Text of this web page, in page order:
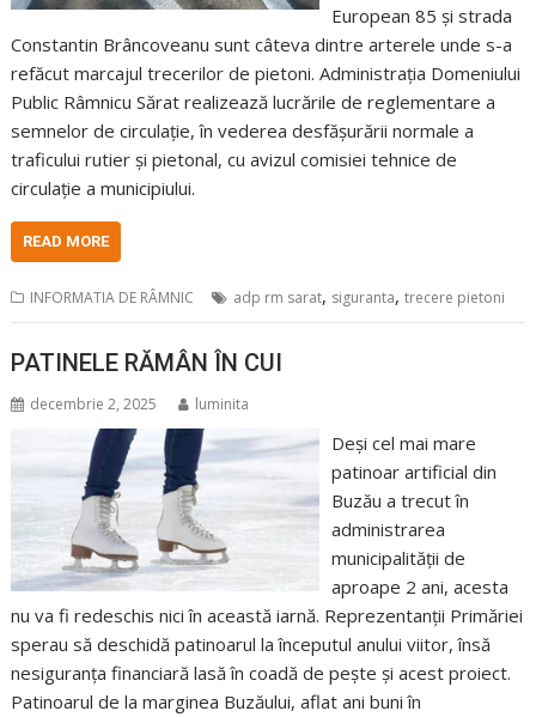
European 85 și strada
Constantin Brâncoveanu sunt câteva dintre arterele unde s-a
refăcut marcajul trecerilor de pietoni. Administraţia Domeniului
Public Râmnicu Sărat realizează lucrările de reglementare a
semnelor de circulaţie, în vederea desfăşurării normale a
traficului rutier şi pietonal, cu avizul comisiei tehnice de
circulaţie a municipiului.
READ MORE
INFORMATIA DE RÂMNIC adp rm sarat, siguranta,trecere pietoni
PATINELE RĂMÂN ÎN CUI
decembrie 2, 2025 luminita
Deși cel mai mare
patinoar artificial din
Buzău a trecut în
administrarea
municipalității de
aproape 2 ani, acesta
nu va fi redeschis nici în această iarnă. Reprezentanții Primăriei
sperau să deschidă patinoarul la începutul anului viitor, însă
nesiguranța financiară lasă în coadă de pește și acest proiect.
Patinoarul de la marginea Buzăului, aflat ani buni în